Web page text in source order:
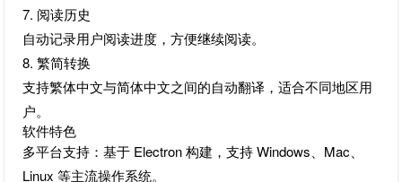
7. 阅读历史
自动记录用户阅读进度，方便继续阅读。
8. 繁简转换
支持繁体中文与简体中文之间的自动翻译，适合不同地区用
户。
软件特色
多平台支持：基于 Electron 构建，支持 Windows、Mac、
Linux 等主流操作系统。